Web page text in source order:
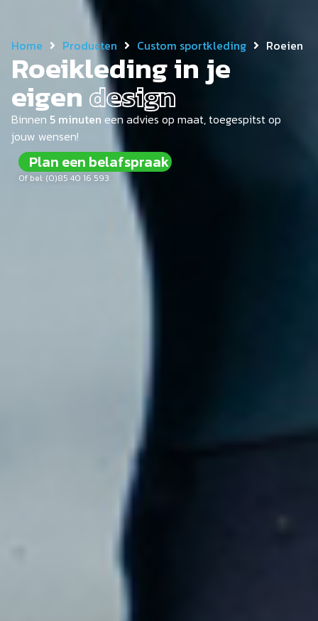
Home Producten Custom sportkleding Roeien
Roeikleding in je
eigendesign
Binnen 5 minuten een advies op maat, toegespitst op
jouw wensen!
Plan een belafspraak
Of bel: (0)85 40 16 593